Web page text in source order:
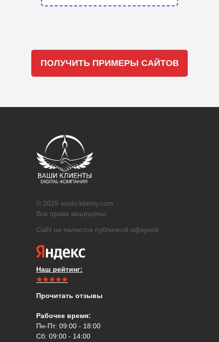
ПОЛУЧИТЬ ПРИМЕРЫ САЙТОВ
Наш рейтинг:
★★★★★
Прочитать отзывы
Сайт не является публичной офертой
© 2025 vashi-klienty.com
Все права защищены
Рабочее время:
Пн-Пт: 09:00 - 18:00
Сб: 09:00 - 14:00